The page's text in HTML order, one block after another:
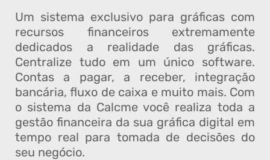
Um sistema exclusivo para gráficas com
recursos financeiros extremamente
dedicados a realidade das gráficas.
Centralize tudo em um único software.
Contas a pagar, a receber, integração
bancária, fluxo de caixa e muito mais. Com
o sistema da Calcme você realiza toda a
gestão financeira da sua gráfica digital em
tempo real para tomada de decisões do
seu negócio.